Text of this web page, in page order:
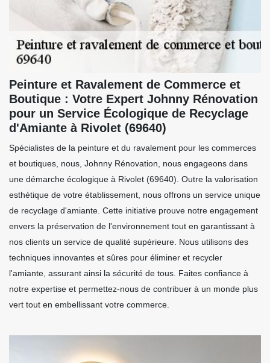
Peinture et Ravalement de Commerce et
Boutique : Votre Expert Johnny Rénovation
pour un Service Écologique de Recyclage
d'Amiante à Rivolet (69640)
Spécialistes de la peinture et du ravalement pour les commerces
et boutiques, nous, Johnny Rénovation, nous engageons dans
une démarche écologique à Rivolet (69640). Outre la valorisation
esthétique de votre établissement, nous offrons un service unique
de recyclage d'amiante. Cette initiative prouve notre engagement
envers la préservation de l'environnement tout en garantissant à
nos clients un service de qualité supérieure. Nous utilisons des
techniques innovantes et sûres pour éliminer et recycler
l'amiante, assurant ainsi la sécurité de tous. Faites confiance à
notre expertise et permettez-nous de contribuer à un monde plus
vert tout en embellissant votre commerce.